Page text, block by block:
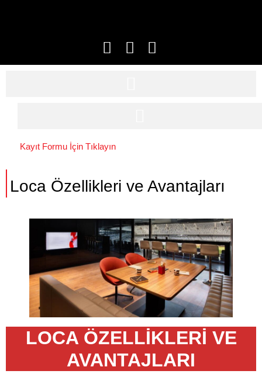
Kayıt Formu İçin Tıklayın
Loca Özellikleri ve Avantajları
LOCA ÖZELLİKLERİ VE
AVANTAJLARI